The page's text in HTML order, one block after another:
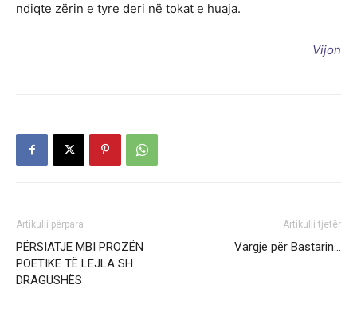
ndiqte zërin e tyre deri në tokat e huaja.
Vijon
Artikulli përpara
PËRSIATJE MBI PROZËN
POETIKE TË LEJLA SH.
DRAGUSHËS
Artikulli tjetër
Vargje për Bastarin…